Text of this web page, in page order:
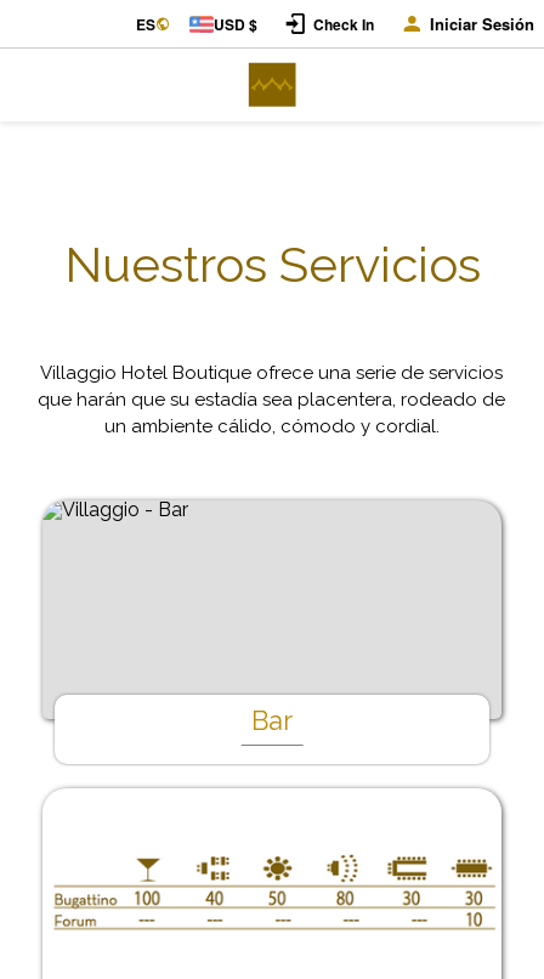
ES USD $ Check In Iniciar Sesión
Nuestros Servicios
Villaggio Hotel Boutique ofrece una serie de servicios
que harán que su estadía sea placentera, rodeado de
un ambiente cálido, cómodo y cordial.
Bar